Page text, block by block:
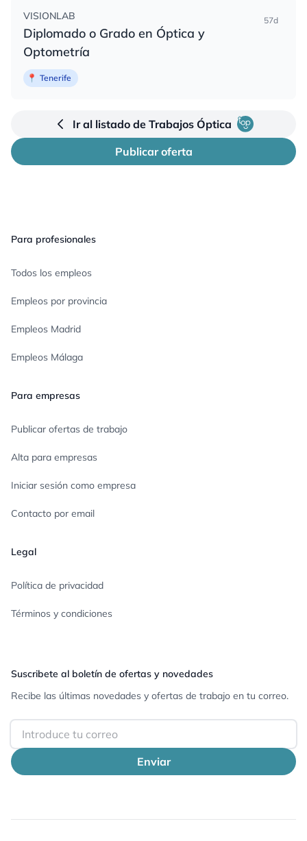
VISIONLAB
Diplomado o Grado en Óptica y
Optometría
57d
📍 Tenerife
Ir al listado de Trabajos Óptica
Publicar oferta
Para profesionales
Todos los empleos
Empleos por provincia
Empleos Madrid
Empleos Málaga
Para empresas
Publicar ofertas de trabajo
Alta para empresas
Iniciar sesión como empresa
Contacto por email
Legal
Política de privacidad
Términos y condiciones
Suscribete al boletín de ofertas y novedades
Recibe las últimas novedades y ofertas de trabajo en tu correo.
Email
Enviar